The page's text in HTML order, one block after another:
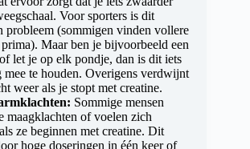
Voor sporters is dit
probleem (sommigen vinden vollere
Maar ben je bijvoorbeeld een
let je op elk pondje, dan is dit iets
mee te houden. Overigens verdwijnt
weer als je stopt met creatine.
Sommige mensen
maagklachten of voelen zich
ze beginnen met creatine. Dit
hoge doseringen in één keer of